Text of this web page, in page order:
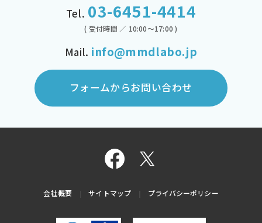
Tel. 03-6451-4414
( 受付時間 ／ 10:00～17:00 )
Mail. info@mmdlabo.jp
フォームからお問い合わせ
会社概要 サイトマップ プライバシーポリシー